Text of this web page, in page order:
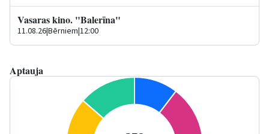
Vasaras kino. "Balerīna"
11.08.26|Bērniem|12:00
Aptauja